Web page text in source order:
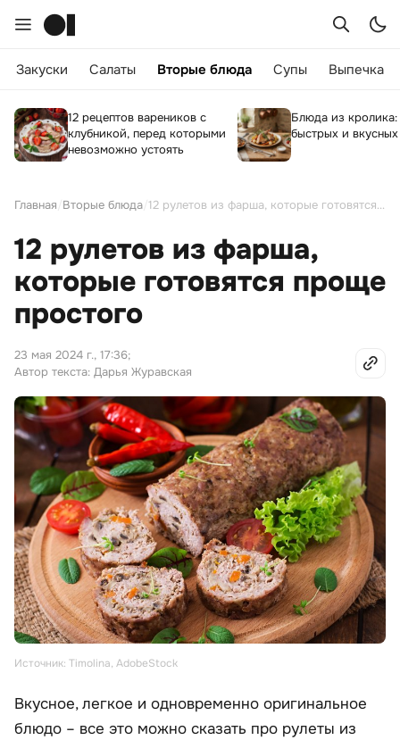
Закуски Салаты Вторые блюда Супы Выпечка
12 рецептов вареников с
клубникой, перед которыми
невозможно устоять
Блюда из
быстрых и
Главная Вторые блюда 12 рулетов из фарша, которые готовятся проще простого
12 рулетов из фарша,
которые готовятся проще
простого
23 мая 2024 г., 17:36;
Автор текста: Дарья Журавская
Источник: Timolina, AdobeStock
Вкусное, легкое и одновременно оригинальное
блюдо – все это можно сказать про рулеты из